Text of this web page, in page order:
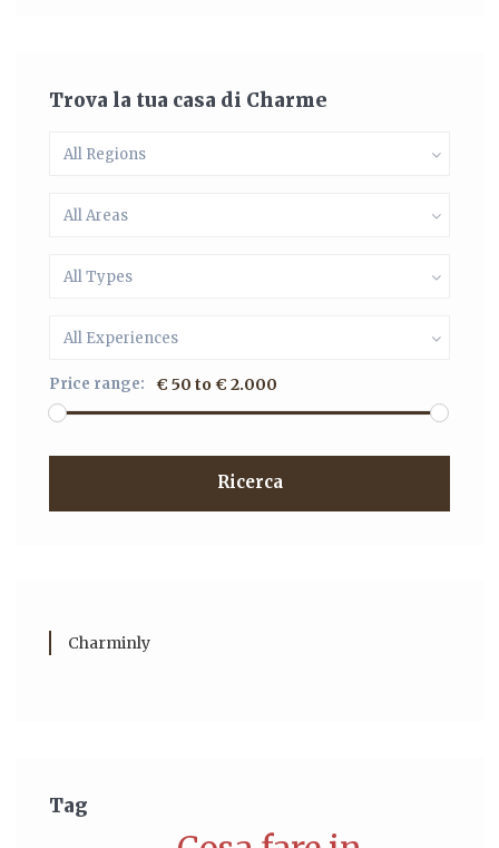
Trova la tua casa di Charme
All Regions
All Areas
All Types
All Experiences
Price range: € 50 to € 2.000
Ricerca
Charminly
Tag